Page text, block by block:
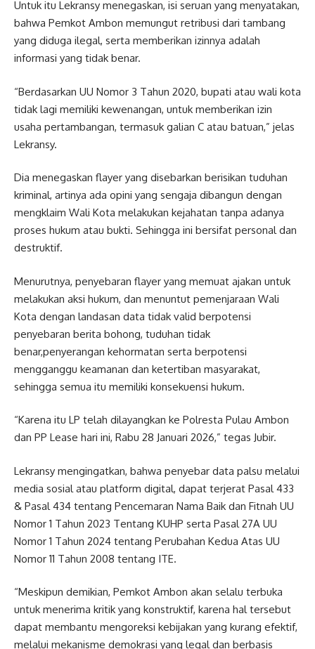
Untuk itu Lekransy menegaskan, isi seruan yang menyatakan,
bahwa Pemkot Ambon memungut retribusi dari tambang
yang diduga ilegal, serta memberikan izinnya adalah
informasi yang tidak benar.
“Berdasarkan UU Nomor 3 Tahun 2020, bupati atau wali kota
tidak lagi memiliki kewenangan, untuk memberikan izin
usaha pertambangan, termasuk galian C atau batuan,” jelas
Lekransy.
Dia menegaskan flayer yang disebarkan berisikan tuduhan
kriminal, artinya ada opini yang sengaja dibangun dengan
mengklaim Wali Kota melakukan kejahatan tanpa adanya
proses hukum atau bukti. Sehingga ini bersifat personal dan
destruktif.
Menurutnya, penyebaran flayer yang memuat ajakan untuk
melakukan aksi hukum, dan menuntut pemenjaraan Wali
Kota dengan landasan data tidak valid berpotensi
penyebaran berita bohong, tuduhan tidak
benar,penyerangan kehormatan serta berpotensi
mengganggu keamanan dan ketertiban masyarakat,
sehingga semua itu memiliki konsekuensi hukum.
“Karena itu LP telah dilayangkan ke Polresta Pulau Ambon
dan PP Lease hari ini, Rabu 28 Januari 2026,” tegas Jubir.
Lekransy mengingatkan, bahwa penyebar data palsu melalui
media sosial atau platform digital, dapat terjerat Pasal 433
& Pasal 434 tentang Pencemaran Nama Baik dan Fitnah UU
Nomor 1 Tahun 2023 Tentang KUHP serta Pasal 27A UU
Nomor 1 Tahun 2024 tentang Perubahan Kedua Atas UU
Nomor 11 Tahun 2008 tentang ITE.
“Meskipun demikian, Pemkot Ambon akan selalu terbuka
untuk menerima kritik yang konstruktif, karena hal tersebut
dapat membantu mengoreksi kebijakan yang kurang efektif,
melalui mekanisme demokrasi yang legal dan berbasis